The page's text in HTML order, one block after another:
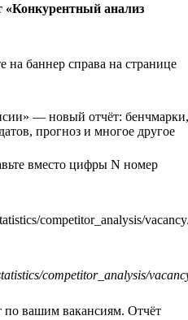
«Конкурентный анализ
на баннер справа на странице
вместо цифры N номер
competitor_analysis/
competitor_analysis/
по вашим вакансиям. Отчёт